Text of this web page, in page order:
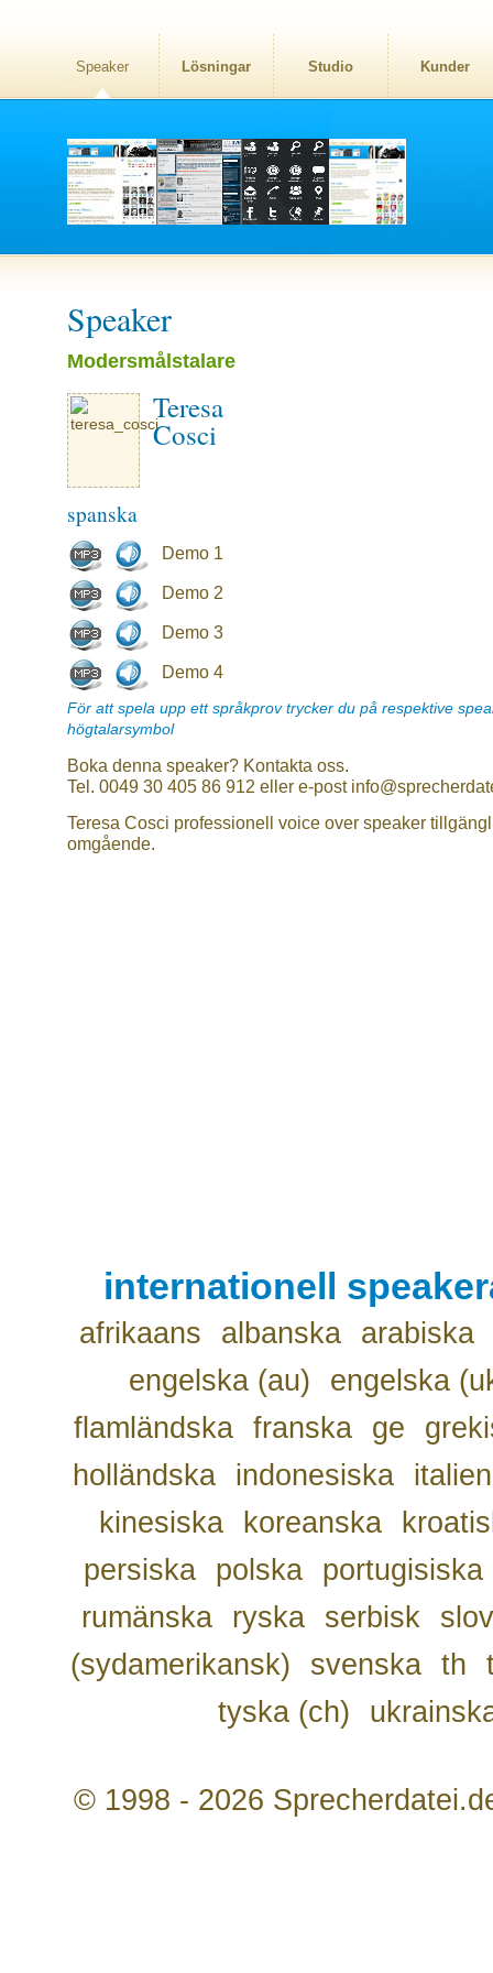
Speaker Lösningar Studio Kunder
Speaker
Modersmålstalare
Teresa
Cosci
spanska
Demo 1
Demo 2
Demo 3
Demo 4
För att spela upp ett språkprov trycker du på respektive
högtalarsymbol
Boka denna speaker? Kontakta oss.
Tel. 0049 30 405 86 912 eller e-post
Teresa Cosci professionell voice over speaker
omgående.
internationell
afrikaans albanska
arabiska
engelska (au)
engelska
flamländska franska ge
holländska
indonesiska
kinesiska
koreanska
persiska
polska
portugisiska
rumänska
ryska serbisk
(sydamerikansk)
svenska th
tyska (ch)
© 1998 - 2026